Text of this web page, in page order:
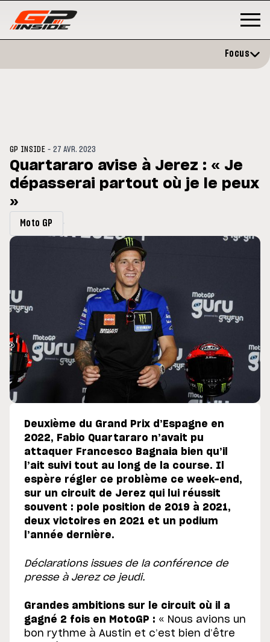
: Horaires et
du GP de Grande-
MOTO GP
Focus
GP INSIDE -27 AVR. 2023
Quartararo avise à Jerez : « Je
dépasserai partout où je le peux
»
Moto GP
Deuxième du Grand Prix d’Espagne en
2022, Fabio Quartararo n’avait pu
attaquer Francesco Bagnaia bien qu’il
l’ait suivi tout au long de la course. Il
espère régler ce problème ce week-end,
sur un circuit de Jerez qui lui réussit
souvent : pole position de 2019 à 2021,
deux victoires en 2021 et un podium
l’année dernière.
Déclarations issues de la conférence de
presse à Jerez ce jeudi.
Grandes ambitions sur le circuit où il a
gagné 2 fois en MotoGP : « Nous avions un
bon rythme à Austin et c’est bien d’être